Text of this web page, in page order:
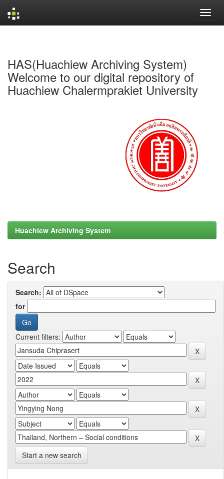
HAS(Huachiew Archiving System)
Welcome to our digital repository of
Huachiew Chalermprakiet University
Huachiew Archiving System
Search
Search:
for
Current filters:
Start a new search